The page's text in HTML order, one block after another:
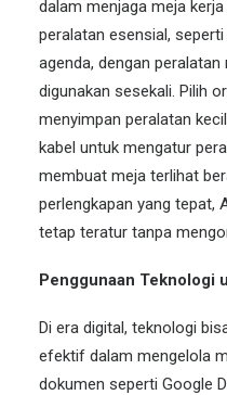
dalam menjaga meja
peralatan esensial,
agenda, dengan
digunakan sesekali. Pilih
menyimpan peralatan
kabel untuk mengatur
membuat meja terlihat
perlengkapan yang tepat,
tetap teratur tanpa
Penggunaan Teknologi
Di era digital, teknologi
efektif dalam mengelola
dokumen seperti Google